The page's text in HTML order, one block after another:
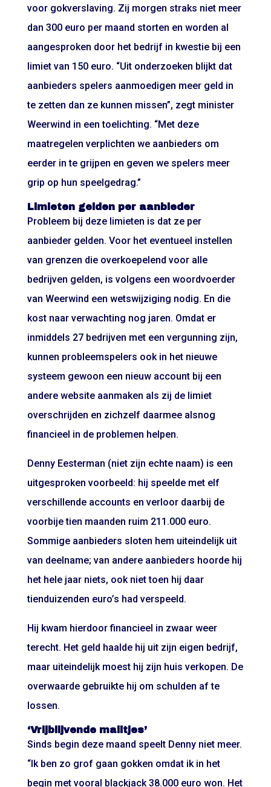
voor gokverslaving. Zij morgen straks niet meer
dan 300 euro per maand storten en worden al
aangesproken door het bedrijf in kwestie bij een
limiet van 150 euro. “Uit onderzoeken blijkt dat
aanbieders spelers aanmoedigen meer geld in
te zetten dan ze kunnen missen”, zegt minister
Weerwind in een toelichting. “Met deze
maatregelen verplichten we aanbieders om
eerder in te grijpen en geven we spelers meer
grip op hun speelgedrag.”
Limieten gelden per aanbieder
Probleem bij deze limieten is dat ze per
aanbieder gelden. Voor het eventueel instellen
van grenzen die overkoepelend voor alle
bedrijven gelden, is volgens een woordvoerder
van Weerwind een wetswijziging nodig. En die
kost naar verwachting nog jaren. Omdat er
inmiddels 27 bedrijven met een vergunning zijn,
kunnen probleemspelers ook in het nieuwe
systeem gewoon een nieuw account bij een
andere website aanmaken als zij de limiet
overschrijden en zichzelf daarmee alsnog
financieel in de problemen helpen.
Denny Eesterman (niet zijn echte naam) is een
uitgesproken voorbeeld: hij speelde met elf
verschillende accounts en verloor daarbij de
voorbije tien maanden ruim 211.000 euro.
Sommige aanbieders sloten hem uiteindelijk uit
van deelname; van andere aanbieders hoorde hij
het hele jaar niets, ook niet toen hij daar
tienduizenden euro’s had verspeeld.
Hij kwam hierdoor financieel in zwaar weer
terecht. Het geld haalde hij uit zijn eigen bedrijf,
maar uiteindelijk moest hij zijn huis verkopen. De
overwaarde gebruikte hij om schulden af te
lossen.
‘Vrijblijvende mailtjes’
Sinds begin deze maand speelt Denny niet meer.
“Ik ben zo grof gaan gokken omdat ik in het
begin met vooral blackjack 38.000 euro won. Het